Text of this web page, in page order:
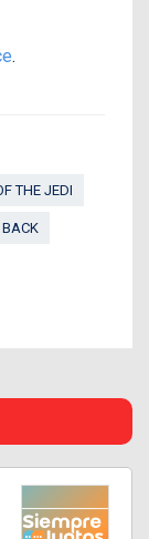
.
THE JEDI
BACK